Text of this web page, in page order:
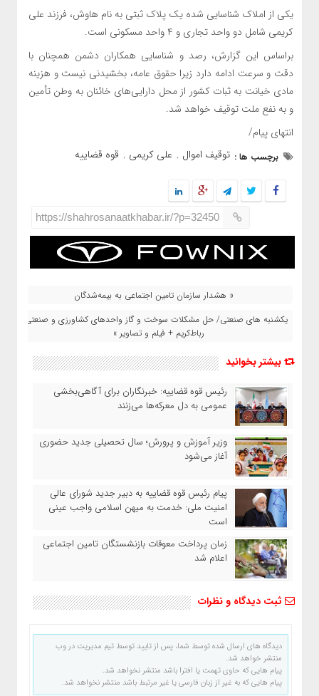
یکی از املاک شناسایی شده یک پلاک ثبتی به نام هاوش، فرزند علی
کریمی شامل دو واحد تجاری و ۴ واحد مسکونی است.
براساس این گزارش، رصد و شناسایی همکاران دشمن همچنان با
دقت و سرعت ادامه دارد زیرا حقوق عامه، بخشیدنی نیست و هزینه
مادی خیانت به ثبات کشور از محل دارایی‌های خائنان به وطن تأمین
و به نفع ملت توقیف خواهد شد.
انتهای پیام/
برچسب ها : توقیف اموال , علی کریمی , قوه قضاییه
https://shahrosanaatkhabar.ir/?p=32450
« هشدار سازمان تامین اجتماعی به بیمه‌شدگان
یکشنبه‌ های صنعتی/ حل مشکلات سوخت و گاز واحدهای کشاورزی و صنعتی
رباط‌کریم + فیلم و تصاویر »
بیشتر بخوانید
رئیس قوه قضاییه: خبرنگاران برای آگاهی‌بخشی
عمومی به دل معرکه‌ها می‌زنند
وزیر آموزش‌ و پرورش؛ سال تحصیلی جدید حضوری
آغاز می‌شود
پیام رئیس قوه قضاییه به دبیر جدید شورای عالی
امنیت ملی: خدمت به میهن اسلامی واجب عینی
است
زمان پرداخت معوقات بازنشستگان تامین اجتماعی
اعلام شد
ثبت دیدگاه و نظرات
دیدگاه های ارسال شده توسط شما، پس از تایید توسط تیم مدیریت در وب
منتشر خواهد شد.
پیام هایی که حاوی تهمت یا افترا باشد منتشر نخواهد شد.
پیام هایی که به غیر از زبان فارسی یا غیر مرتبط باشد منتشر نخواهد شد.